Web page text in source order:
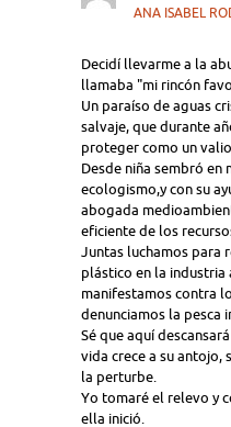
ANA ISABEL
Decidí llevarme a la
llamaba "mi rincón
Un paraíso de aguas
salvaje, que durante
proteger como un
Desde niña sembró en
ecologismo,y con su
abogada
eficiente de los
Juntas luchamos para
plástico en la industria
manifestamos contra
denunciamos la pesca
Sé que aquí
vida crece a su antojo,
la perturbe.
Yo tomaré el relevo y
ella inició.